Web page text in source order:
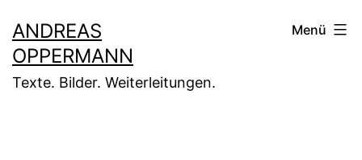
Inhalt
springen
ANDREAS
OPPERMANN
Texte. Bilder. Weiterleitungen.
Menü